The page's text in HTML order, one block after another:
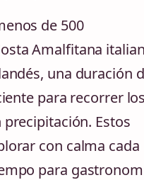
de 500
Amalfitana
una duración
para recorrer
Estos
con calma cada
para